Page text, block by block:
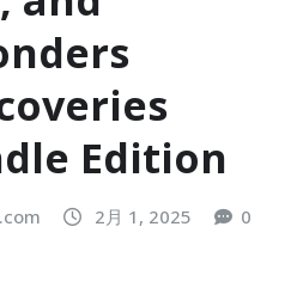
Edition
2月 1, 2025 0